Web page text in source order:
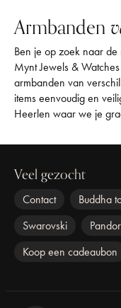
Armbanden
Ben je op zoek naar
Mynt Jewels &
armbanden van
items eenvoudig en
Heerlen waar we je
Veel gezocht
Contact Buddha
Swarovski
Koop een cadeaubon